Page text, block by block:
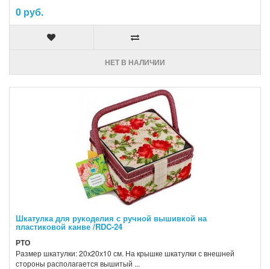
0 руб.
НЕТ В НАЛИЧИИ
Шкатулка для рукоделия с ручной вышивкой на
пластиковой канве /RDC-24
РТО
Размер шкатулки: 20х20х10 см. На крышке шкатулки с внешней
стороны располагается вышитый ...